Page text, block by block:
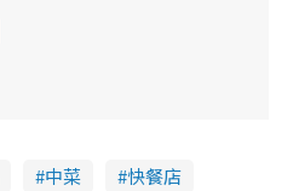
中菜
快餐店